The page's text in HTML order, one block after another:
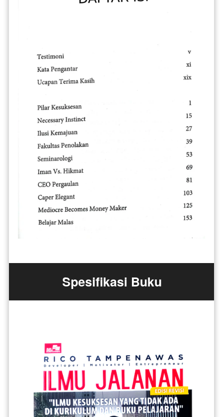
Spesifikasi Buku